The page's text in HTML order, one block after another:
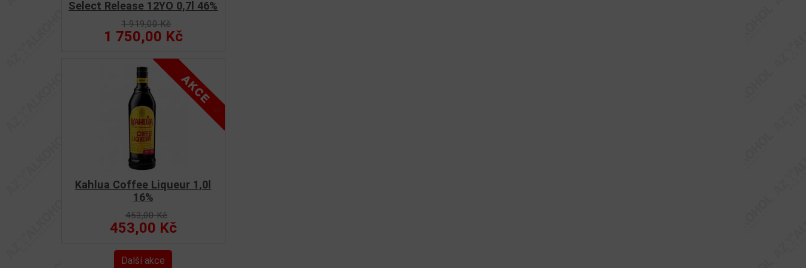
Select Release 12YO 0,7l 46%
1 919,00 Kč
1 750,00 Kč
Kahlua Coffee Liqueur 1,0l
16%
453,00 Kč
453,00 Kč
Další akce